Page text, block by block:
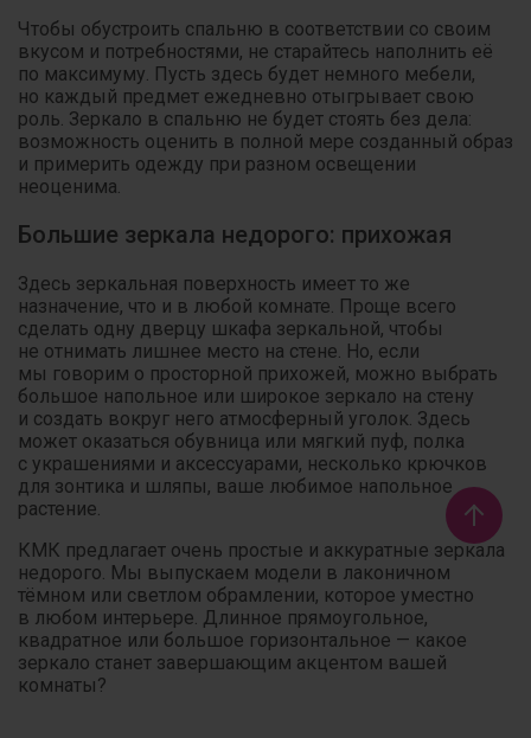
Чтобы обустроить спальню в соответствии со своим
вкусом и потребностями, не старайтесь наполнить её
по максимуму. Пусть здесь будет немного мебели,
но каждый предмет ежедневно отыгрывает свою
роль. Зеркало в спальню не будет стоять без дела:
возможность оценить в полной мере созданный образ
и примерить одежду при разном освещении
неоценима.
Большие зеркала недорого: прихожая
Здесь зеркальная поверхность имеет то же
назначение, что и в любой комнате. Проще всего
сделать одну дверцу шкафа зеркальной, чтобы
не отнимать лишнее место на стене. Но, если
мы говорим о просторной прихожей, можно выбрать
большое напольное или широкое зеркало на стену
и создать вокруг него атмосферный уголок. Здесь
может оказаться обувница или мягкий пуф, полка
с украшениями и аксессуарами, несколько крючков
для зонтика и шляпы, ваше любимое напольное
растение.
КМК предлагает очень простые и аккуратные зеркала
недорого. Мы выпускаем модели в лаконичном
тёмном или светлом обрамлении, которое уместно
в любом интерьере. Длинное прямоугольное,
квадратное или большое горизонтальное — какое
зеркало станет завершающим акцентом вашей
комнаты?